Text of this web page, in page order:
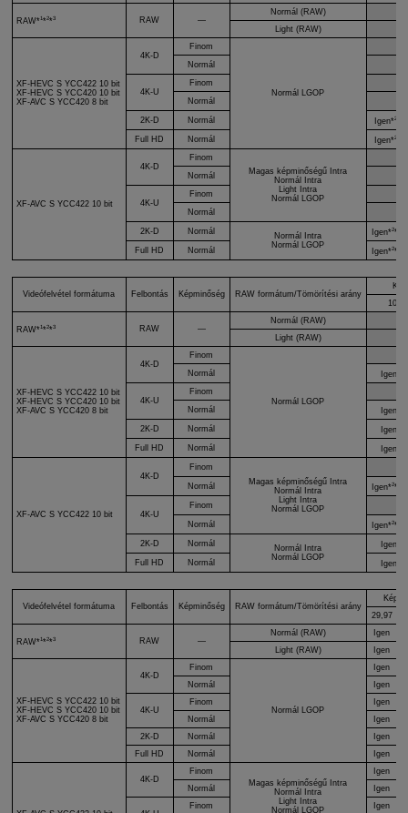
RAW*1*2*3 RAW —
Normál (RAW)
Light (RAW)
XF-HEVC S YCC422 10 bit
XF-HEVC S YCC420 10 bit
XF-AVC S YCC420 8 bit
4K-D
Finom
Normál LGOP
Normál
4K-U
Finom
Normál
2K-D Normál Igen*2
Full HD Normál Igen*2
XF-AVC S YCC422 10 bit
4K-D
Finom
Magas képminőségű Intra
Normál Intra
Light Intra
Normál LGOP
Normál
4K-U
Finom
Normál
2K-D Normál
Normál Intra
Normál LGOP
Igen*2*
Full HD
Normál Igen*2*
Videófelvétel formátuma Felbontás Képminőség RAW formátum/Tömörítési arány
RAW*1*2*3 RAW —
Normál (RAW)
Light (RAW)
XF-HEVC S YCC422 10 bit
XF-HEVC S YCC420 10 bit
XF-AVC S YCC420 8 bit
4K-D
Finom
Normál LGOP
Normál Igen*
4K-U
Finom
Normál
Igen*
2K-D Normál Igen*
Full HD Normál Igen*
XF-AVC S YCC422 10 bit
4K-D
Finom
Magas képminőségű Intra
Normál Intra
Light Intra
Normál LGOP
Normál Igen*2*
4K-U
Finom
Normál Igen*2*
2K-D
Normál
Normál Intra
Normál LGOP
Igen*
Full HD Normál Igen*
Videófelvétel formátuma Felbontás Képminőség RAW formátum/Tömörítési arány
29,97
RAW*1*2*3 RAW —
Normál (RAW) Igen
Light (RAW)
Igen
XF-HEVC S YCC422 10 bit
XF-HEVC S YCC420 10 bit
XF-AVC S YCC420 8 bit
4K-D
Finom
Normál LGOP
Igen
Normál
Igen
4K-U
Finom Igen
Normál
Igen
2K-D
Normál Igen
Full HD
Normál Igen
4K-D
Finom
Magas képminőségű Intra
Normál Intra
Light Intra
Normál LGOP
Igen
Normál
Igen
Finom Igen